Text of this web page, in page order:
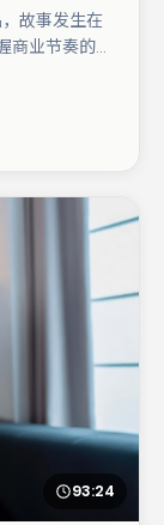
故事发生在
商业节奏的同
节塑造推动谜
气追完。
93:24